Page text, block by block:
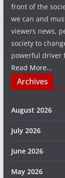
front of the
we can and
viewers news,
society to
powerful driver
Read More...
Archives
August 2026
July 2026
June 2026
May 2026